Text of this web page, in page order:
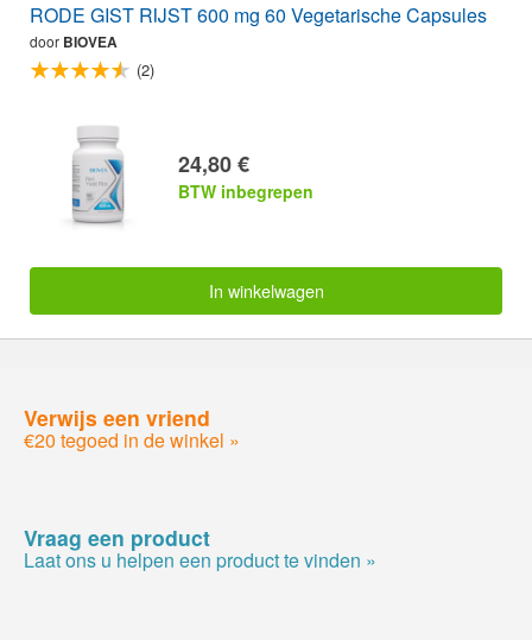
RODE GIST RIJST 600 mg 60 Vegetarische Capsules
door BIOVEA
(2)
24,80 €
BTW inbegrepen
In winkelwagen
Verwijs een vriend
€20 tegoed in de winkel »
Vraag een product
Laat ons u helpen een product te vinden »